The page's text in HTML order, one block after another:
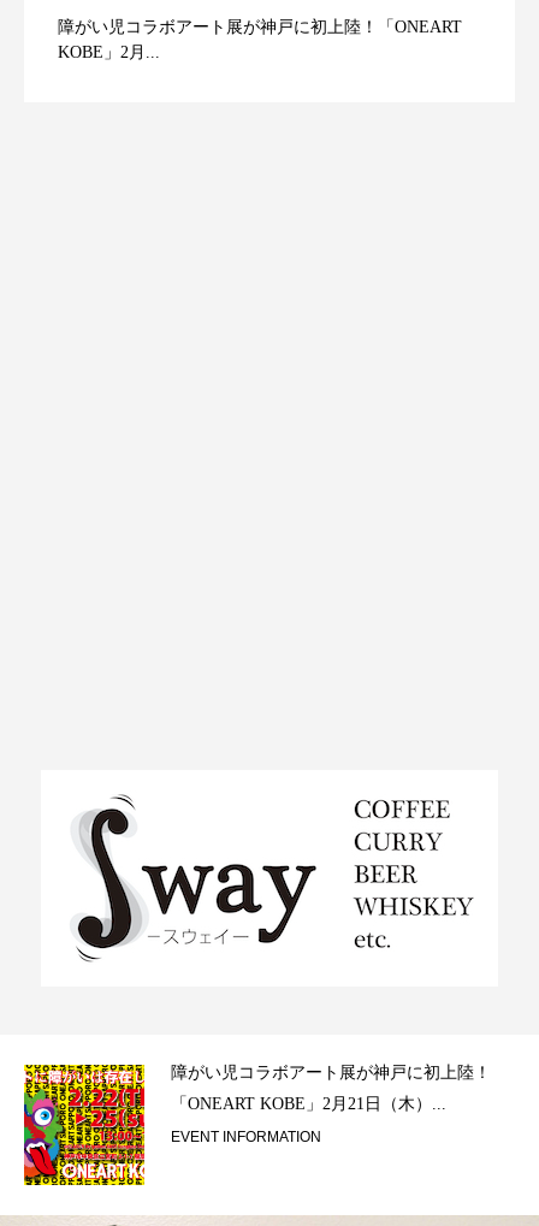
障がい児コラボアート展が神戸に初上陸！「ONEART
KOBE」2月...
障がい児コラボアート展が神戸に初上陸！
「ONEART KOBE」2月21日（木）...
EVENT INFORMATION